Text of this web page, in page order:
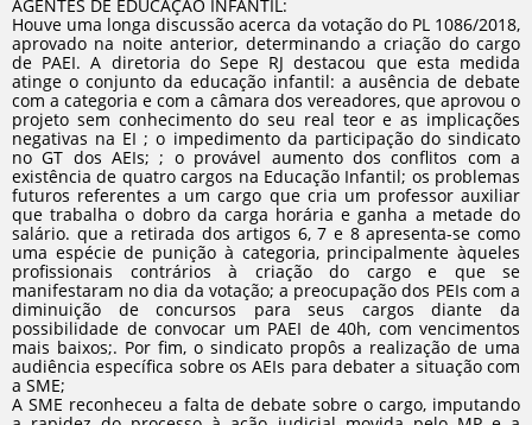
AGENTES DE EDUCAÇÃO INFANTIL:
Houve uma longa discussão acerca da votação do PL 1086/2018,
aprovado na noite anterior, determinando a criação do cargo
de PAEI. A diretoria do Sepe RJ destacou que esta medida
atinge o conjunto da educação infantil: a ausência de debate
com a categoria e com a câmara dos vereadores, que aprovou o
projeto sem conhecimento do seu real teor e as implicações
negativas na EI ; o impedimento da participação do sindicato
no GT dos AEIs; ; o provável aumento dos conflitos com a
existência de quatro cargos na Educação Infantil; os problemas
futuros referentes a um cargo que cria um professor auxiliar
que trabalha o dobro da carga horária e ganha a metade do
salário. que a retirada dos artigos 6, 7 e 8 apresenta-se como
uma espécie de punição à categoria, principalmente àqueles
profissionais contrários à criação do cargo e que se
manifestaram no dia da votação; a preocupação dos PEIs com a
diminuição de concursos para seus cargos diante da
possibilidade de convocar um PAEI de 40h, com vencimentos
mais baixos;. Por fim, o sindicato propôs a realização de uma
audiência específica sobre os AEIs para debater a situação com
a SME;
A SME reconheceu a falta de debate sobre o cargo, imputando